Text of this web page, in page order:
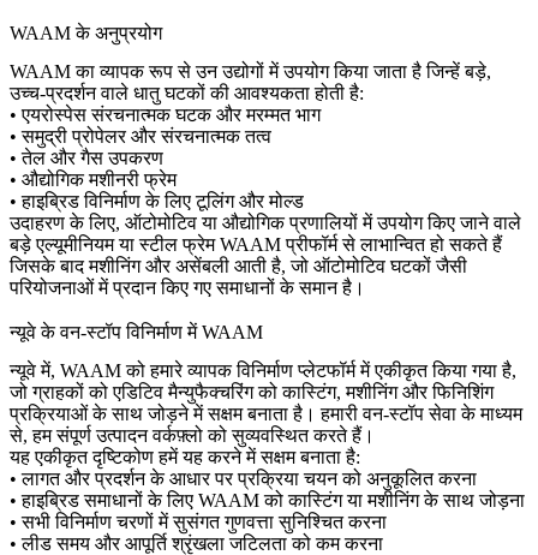
WAAM के अनुप्रयोग
WAAM का व्यापक रूप से उन उद्योगों में उपयोग किया जाता है जिन्हें बड़े,
उच्च-प्रदर्शन वाले धातु घटकों की आवश्यकता होती है:
• एयरोस्पेस संरचनात्मक घटक और मरम्मत भाग
• समुद्री प्रोपेलर और संरचनात्मक तत्व
• तेल और गैस उपकरण
• औद्योगिक मशीनरी फ्रेम
• हाइब्रिड विनिर्माण के लिए टूलिंग और मोल्ड
उदाहरण के लिए, ऑटोमोटिव या औद्योगिक प्रणालियों में उपयोग किए जाने वाले
बड़े एल्यूमीनियम या स्टील फ्रेम WAAM प्रीफॉर्म से लाभान्वित हो सकते हैं
जिसके बाद मशीनिंग और असेंबली आती है, जो ऑटोमोटिव घटकोंजैसी
परियोजनाओं में प्रदान किए गए समाधानों के समान है।
न्यूवे के वन-स्टॉप विनिर्माण में WAAM
न्यूवे में, WAAM को हमारे व्यापक विनिर्माण प्लेटफॉर्म में एकीकृत किया गया है,
जो ग्राहकों को एडिटिव मैन्युफैक्चरिंग को कास्टिंग, मशीनिंग और फिनिशिंग
प्रक्रियाओं के साथ जोड़ने में सक्षम बनाता है। हमारीवन-स्टॉप सेवाके माध्यम
से, हम संपूर्ण उत्पादन वर्कफ़्लो को सुव्यवस्थित करते हैं।
यह एकीकृत दृष्टिकोण हमें यह करने में सक्षम बनाता है:
• लागत और प्रदर्शन के आधार पर प्रक्रिया चयन को अनुकूलित करना
• हाइब्रिड समाधानों के लिए WAAM को कास्टिंग या मशीनिंग के साथ जोड़ना
• सभी विनिर्माण चरणों में सुसंगत गुणवत्ता सुनिश्चित करना
• लीड समय और आपूर्ति श्रृंखला जटिलता को कम करना